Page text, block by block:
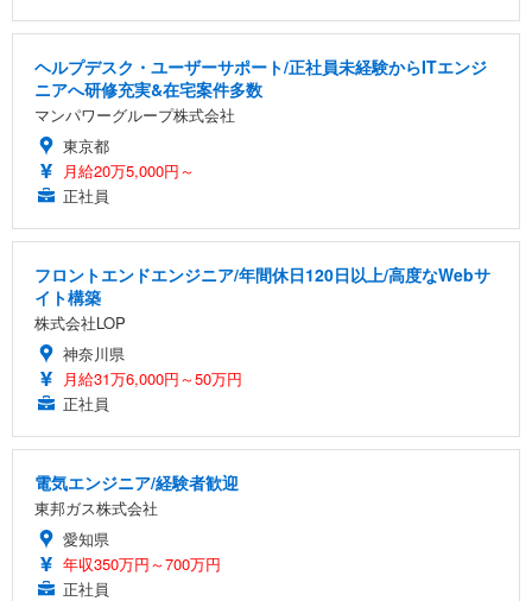
Sezlife オフィスチェア デスクチェア 疲れない テレ
能 人間工学 椅子 腰サポート 90度跳ね上げ式アーム
レスト 3Dヘッドレスト ハンガー付き 高反発クッシ
ョン PCチェア 通気性メッシュ ゲーミング/勉強/事
￥7,680
ANDWINT オフィスチェア デスクチェア 肘なし メ
ト 幅52×奥行58.5×高さ84～96cm テレワーク 在宅
￥4,139
【整備済み品】Dell E2724HS 27インチ 液晶モニタ
ort/VGA スピーカー内蔵 高さ調整 スイベル VESA対
応 ComfortView ビジネス向け
￥15,800
【MiniLED/24.5inch/280Hz/FHD】GRAPHT THE S
像低減 (3年保証 | 輝点保証 | 日本メーカー)
￥34,980
Smart Basic(スマートベーシック) 【Amazon.co.jp
超厚型 お徳用 ワイド 100枚入 (x 1) (ケース販売)
￥3,670
アイリスオーヤマ ペットシーツ 超厚型 お徳用 レギ
￥3,731
ヘルプデスク・ユーザーサポート/正社員未経験からITエンジ
ニアへ研修充実&在宅案件多数
マンパワーグループ株式会社
東京都
月給20万5,000円～
正社員
フロントエンドエンジニア/年間休日120日以上/高度なWebサ
イト構築
株式会社LOP
神奈川県
月給31万6,000円～50万円
正社員
電気エンジニア/経験者歓迎
東邦ガス株式会社
愛知県
年収350万円～700万円
正社員